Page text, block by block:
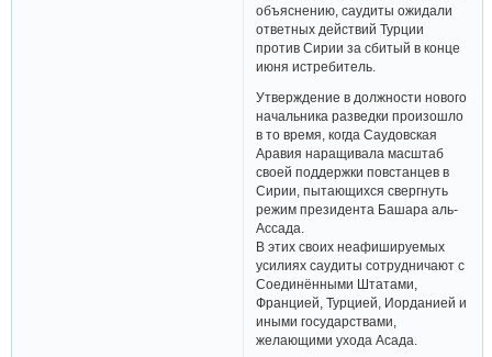
объяснению, саудиты ожидали
ответных действий Турции
против Сирии за сбитый в конце
июня истребитель.
Утверждение в должности нового
начальника разведки произошло
в то время, когда Саудовская
Аравия наращивала масштаб
своей поддержки повстанцев в
Сирии, пытающихся свергнуть
режим президента Башара аль-
Ассада.
В этих своих неафишируемых
усилиях саудиты сотрудничают с
Соединёнными Штатами,
Францией, Турцией, Иорданией и
иными государствами,
желающими ухода Асада.